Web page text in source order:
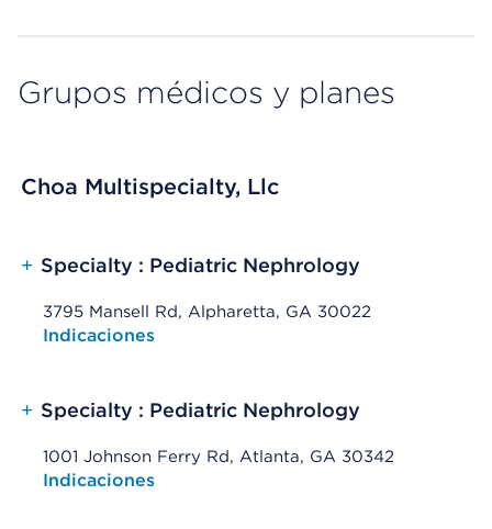
Grupos médicos y planes
Choa Multispecialty, Llc
+ Specialty : Pediatric Nephrology
3795 Mansell Rd, Alpharetta, GA 30022
Opens native map application on mobile devices
Indicaciones
+ Specialty : Pediatric Nephrology
1001 Johnson Ferry Rd, Atlanta, GA 30342
Opens native map application on mobile devices
Indicaciones